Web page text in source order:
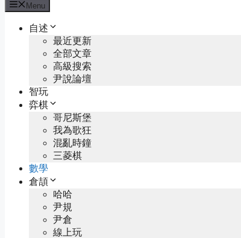
Menu
自述
最近更新
全部文章
高級搜索
尹說論壇
智玩
弈棋
哥尼斯堡
我為歌狂
混亂時鐘
三菱棋
數學
倉頡
哈哈
尹規
尹倉
線上玩